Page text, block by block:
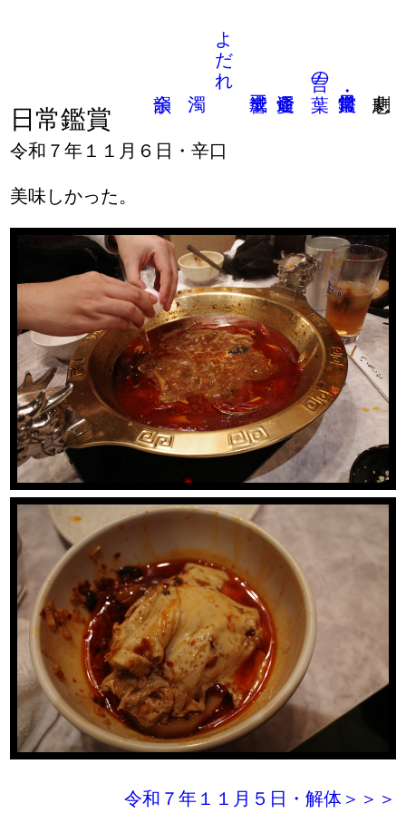
言の葉
よだれ
日常鑑賞
令和７年１１月６日・辛口
美味しかった。
令和７年１１月５日・解体＞＞＞